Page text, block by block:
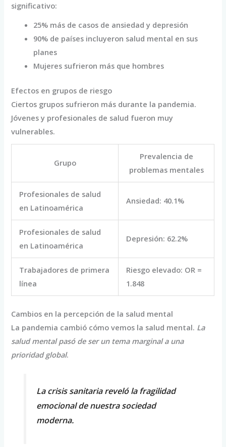
significativo:
25% más de casos de ansiedad y depresión
90% de países incluyeron salud mental en sus
planes
Mujeres sufrieron más que hombres
Efectos en grupos de riesgo
Ciertos grupos sufrieron más durante la pandemia.
Jóvenes y profesionales de salud fueron muy
vulnerables.
Grupo
Prevalencia de
problemas mentales
Profesionales de salud
en Latinoamérica
Ansiedad: 40.1%
Profesionales de salud
en Latinoamérica
Depresión: 62.2%
Trabajadores de primera
línea
Riesgo elevado: OR =
1.848
Cambios en la percepción de la salud mental
La pandemia cambió cómo vemos la salud mental. La
salud mental pasó de ser un tema marginal a una
prioridad global.
La crisis sanitaria reveló la fragilidad
emocional de nuestra sociedad
moderna.